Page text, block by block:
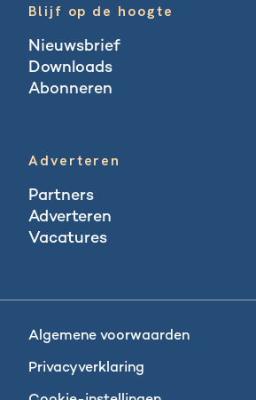
Blijf op de hoogte
Nieuwsbrief
Downloads
Abonneren
Adverteren
Partners
Adverteren
Vacatures
Algemene voorwaarden
Privacyverklaring